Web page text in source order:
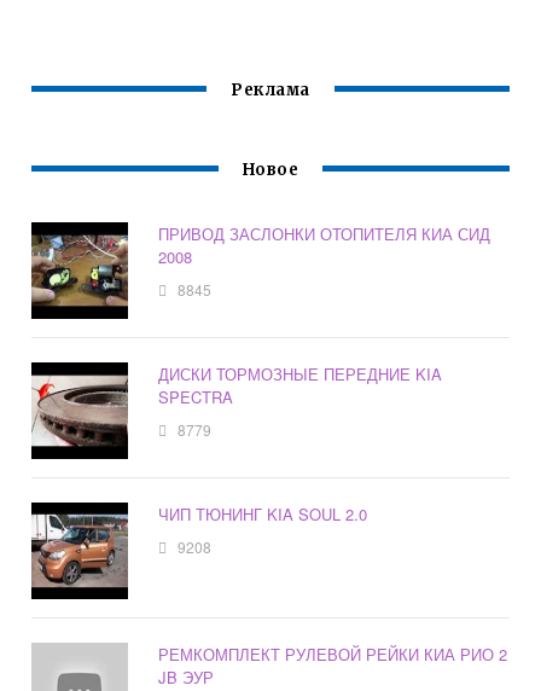
Реклама
Новое
ПРИВОД ЗАСЛОНКИ ОТОПИТЕЛЯ КИА СИД
2008
8845
ДИСКИ ТОРМОЗНЫЕ ПЕРЕДНИЕ KIA
SPECTRA
8779
ЧИП ТЮНИНГ KIA SOUL 2.0
9208
РЕМКОМПЛЕКТ РУЛЕВОЙ РЕЙКИ КИА РИО 2
JB ЭУР